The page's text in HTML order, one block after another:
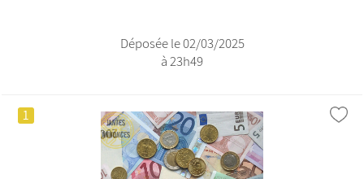
Déposée le 02/03/2025
à 23h49
1